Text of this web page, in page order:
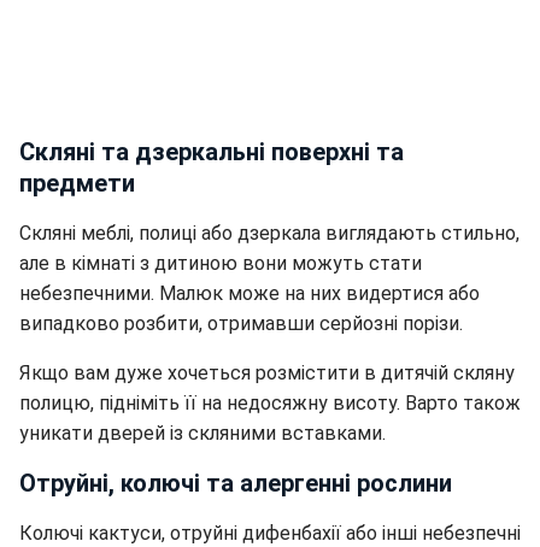
Скляні та дзеркальні поверхні та
предмети
Скляні меблі, полиці або дзеркала виглядають стильно,
але в кімнаті з дитиною вони можуть стати
небезпечними. Малюк може на них видертися або
випадково розбити, отримавши серйозні порізи.
Якщо вам дуже хочеться розмістити в дитячій скляну
полицю, підніміть її на недосяжну висоту. Варто також
уникати дверей із скляними вставками.
Отруйні, колючі та алергенні рослини
Колючі кактуси, отруйні дифенбахії або інші небезпечні